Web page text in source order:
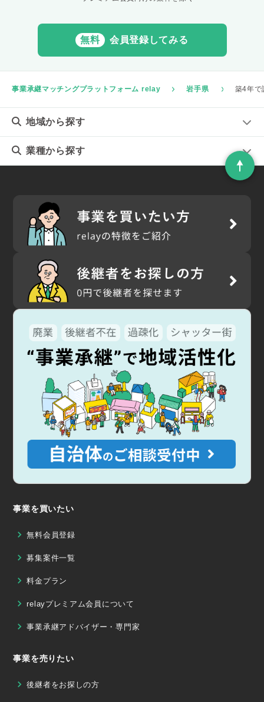
無料 会員登録してみる
事業承継マッチングプラットフォーム relay 岩手県 築4年で
地域から探す
業種から探す
事業を買いたい
無料会員登録
募集案件一覧
料金プラン
relayプレミアム会員について
事業承継アドバイザー・専門家
事業を売りたい
後継者をお探しの方